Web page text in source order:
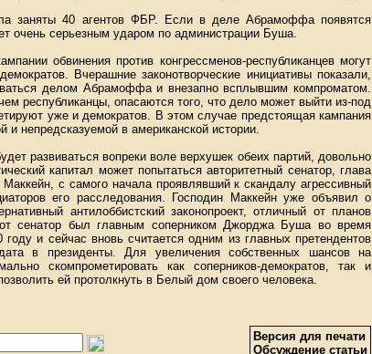
заняты 40 агентов ФБР. Если в деле Абрамоффа появятся
очень серьезным ударом по администрации Буша.
обвинения против конгрессменов-республиканцев могут
Вчерашние законотворческие инициативы показали,
делом Абрамоффа и внезапно всплывшим компроматом.
республиканцы, опасаются того, что дело может выйти из-под
уже и демократов. В этом случае предстоящая кампания
и непредсказуемой в американской истории.
развиваться вопреки воле верхушек обеих партий, довольно
капитал может попытаться авторитетный сенатор, глава
с самого начала проявлявший к скандалу агрессивный
его расследования. Господин Маккейн уже объявил о
антилоббистский законопроект, отличный от планов
сенатор был главным соперником Джорджа Буша во время
году и сейчас вновь считается одним из главных претендентов
в президенты. Для увеличения собственных шансов на
скомпрометировать как соперников-демократов, так и
ей протолкнуть в Белый дом своего человека.
Версия для печати
Обсуждение статьи